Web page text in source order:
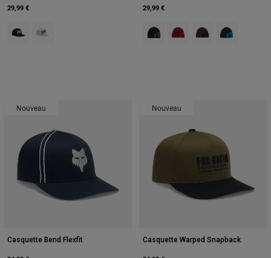
29,99 €
Product swatch type of Noir.
Product swatch type of Gris clair.
29,99 €
Product swatch type of Noir.
Product swatch type of
Product swatch
Product
Nouveau
Casquette Bend Flexfit
Nouveau
Casquette Warped Snapback